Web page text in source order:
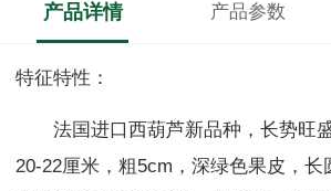
产品详情 产品参数
特征特性：
法国进口西葫芦新品种，长势旺
20-22厘米，粗5cm，深绿色果皮，长